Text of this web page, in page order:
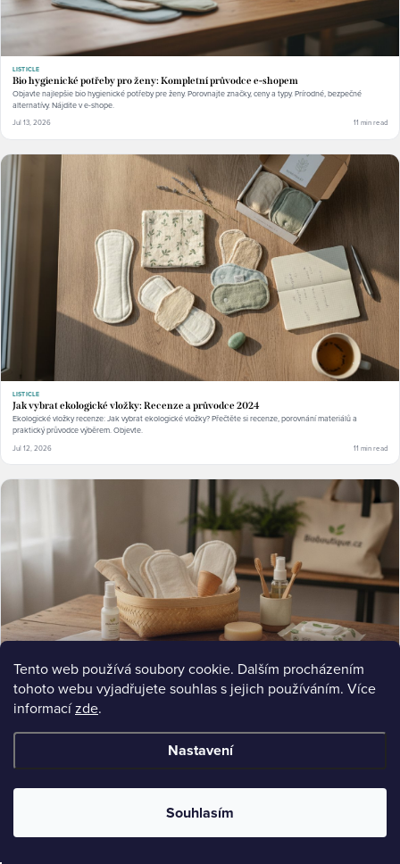
Tento web používá soubory cookie. Dalším procházením
tohoto webu vyjadřujete souhlas s jejich používáním. Více
informacízde.
Nastavení
Souhlasím
LISTICLE
Bio hygienické potřeby pro ženy: Kompletní průvodce e-shopem
Objavte najlepšie bio hygienické potřeby pre ženy. Porovnajte značky, ceny a typy. Prírodné, bezpečné
alternatívy. Nájdite v e-shope.
Jul 13, 2026 11 min read
LISTICLE
Jak vybrat ekologické vložky: Recenze a průvodce 2024
Ekologické vložky recenze: Jak vybrat ekologické vložky? Přečtěte si recenze, porovnání materiálů a
praktický průvodce výběrem. Objevte.
Jul 12, 2026 11 min read
Proč přejít na bio hygienické potřeby: Kompletní průvodce
Zjistěte, proč přejít na bio hygienické potřeby. Zdraví, životní prostředí, složení produktů a praktické tipy pro